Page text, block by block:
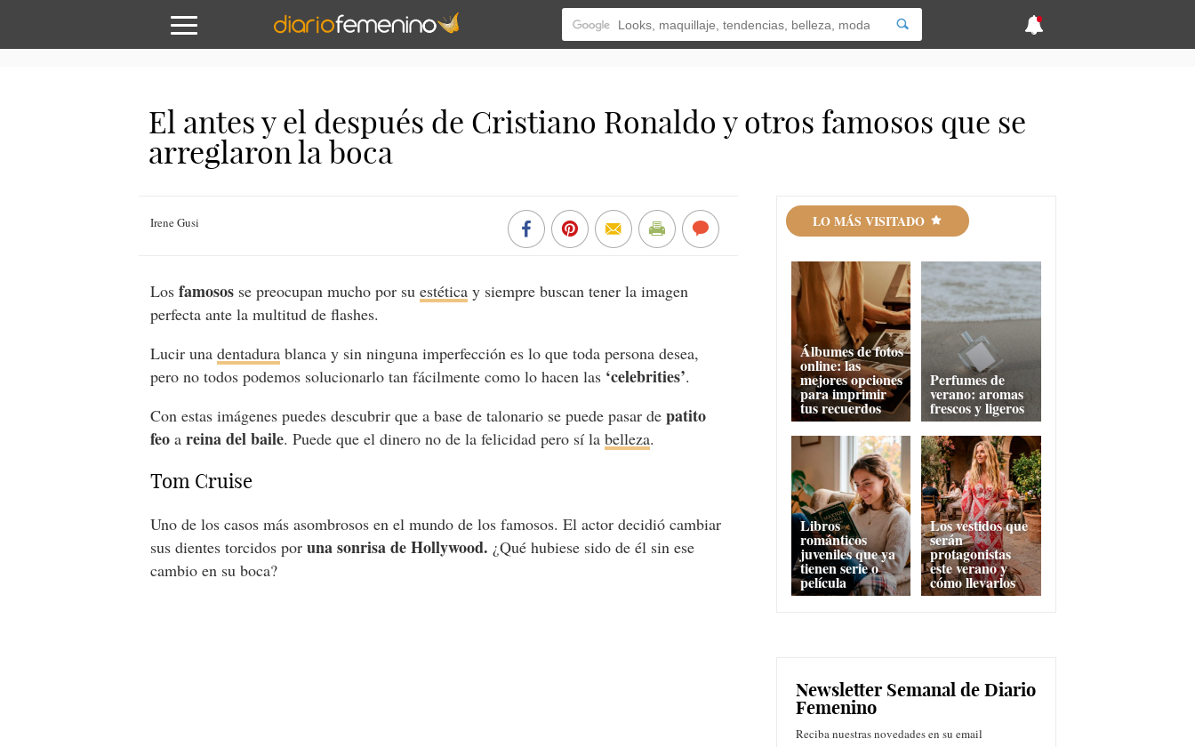
El antes y el después de Cristiano Ronaldo y otros famosos que se
arreglaron la boca
Irene Gusi
Los famosos se preocupan mucho por suestética y siempre buscan tener la imagen
perfecta ante la multitud de flashes.
Lucir unadentadura blanca y sin ninguna imperfección es lo que toda persona desea,
pero no todos podemos solucionarlo tan fácilmente como lo hacen las ‘celebrities’.
Con estas imágenes puedes descubrir que a base de talonario se puede pasar depatito
feo areina del baile. Puede que el dinero no de la felicidad pero sí labelleza.
Tom Cruise
Uno de los casos más asombrosos en el mundo de los famosos. El actor decidió cambiar
sus dientes torcidos poruna sonrisa de Hollywood. ¿Qué hubiese sido de él sin ese
cambio en su boca?
LO MÁS VISITADO
Álbumes de fotos
online: las
mejores opciones
para imprimir
tus recuerdos
Perfumes de
verano: aromas
frescos y ligeros
Libros
románticos
juveniles que ya
tienen serie o
película
Los vestidos que
serán
protagonistas
este verano y
cómo llevarlos
Newsletter Semanal de Diario
Femenino
Reciba nuestras novedades en su email